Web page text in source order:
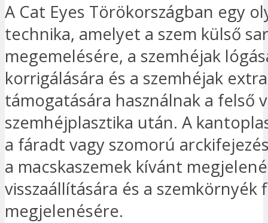
A Cat Eyes Törökországban egy
technika, amelyet a szem külső
megemelésére, a szemhéjak
korrigálására és a szemhéjak extra
támogatására használnak a felső
szemhéjplasztika után. A
a fáradt vagy szomorú
a macskaszemek kívánt
visszaállítására és a szemkörnyék
megjelenésére.